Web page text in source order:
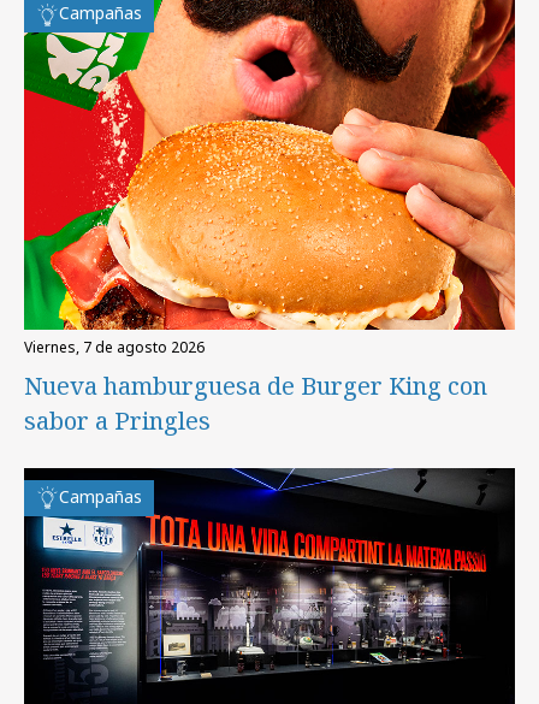
Campañas
viernes, 7 de agosto 2026
Nueva hamburguesa de Burger King con
sabor a Pringles
Campañas